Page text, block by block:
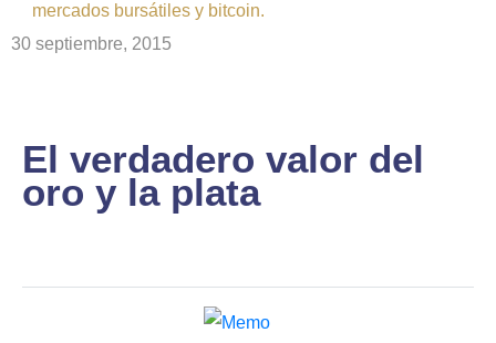
mercados bursátiles y bitcoin.
30 septiembre, 2015
El verdadero valor del
oro y la plata